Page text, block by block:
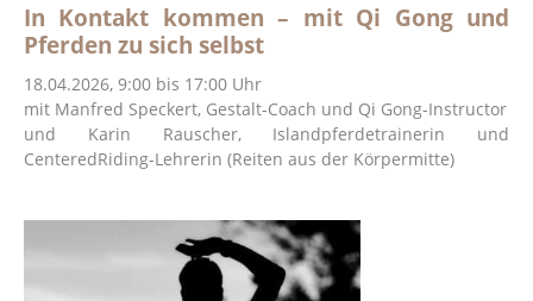
Haftungsausschluß
weblinks
Philosophie
Der Umgang mit dem Pferd
Das Wandern zu Pferd
In Kontakt kommen – mit Qi Gong und
Pferden zu sich selbst
18.04.2026, 9:00 bis 17:00 Uhr
mit Manfred Speckert, Gestalt-Coach und Qi Gong-Instructor
und Karin Rauscher, Islandpferdetrainerin und
CenteredRiding-Lehrerin (Reiten aus der Körpermitte)